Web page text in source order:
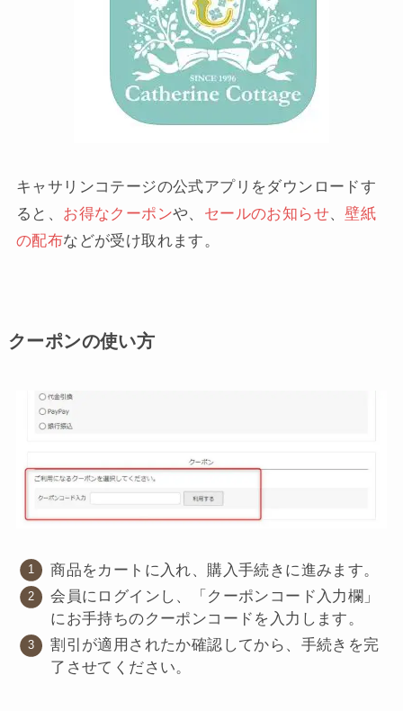
キャサリンコテージの公式アプリをダウンロードす
ると、 お得なクーポンや、 セールのお知らせ、壁紙
の配布などが受け取れます。
クーポンの使い方
商品をカートに入れ、購入手続きに進みます。
会員にログインし、「クーポンコード入力欄」
にお手持ちのクーポンコードを入力します。
割引が適用されたか確認してから、手続きを完
了させてください。